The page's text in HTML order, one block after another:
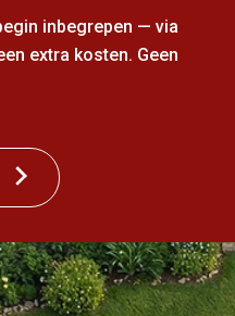
inbegrepen — via
extra kosten. Geen